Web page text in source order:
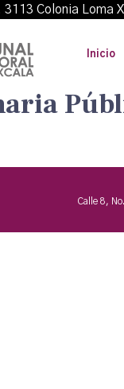
3113 Colonia
Inicio
Calle 8,